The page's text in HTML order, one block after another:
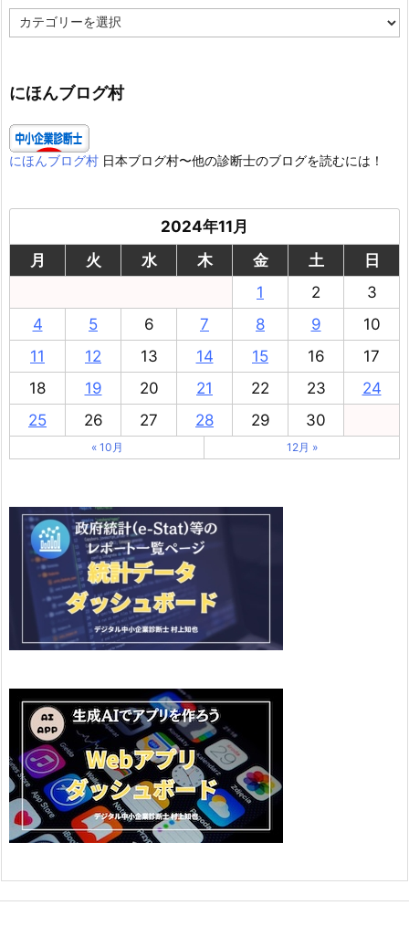
テ
ー
にほんブログ村
にほんブログ村 日本ブログ村〜他の診断士のブログを読むには！
2024年11月
月
火 水 木 金 土
日
1
2
3
4
5 6 7 8 9
10
11
12 13 14 15 16
17
18
19 20 21 22 23
24
25
26 27 28 29 30
« 10月 12月 »